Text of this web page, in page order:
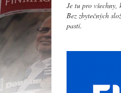
Je tu pro
Bez zbytečných
pastí.